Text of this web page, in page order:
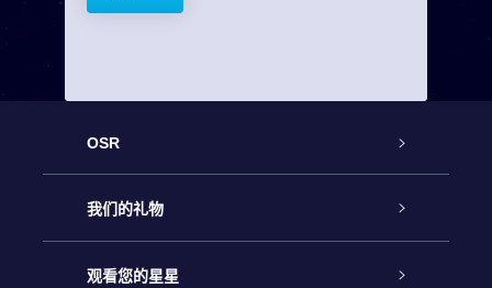
OSR
客户服务
联系我们
我们的礼物
Online Star礼物
观看您的星星